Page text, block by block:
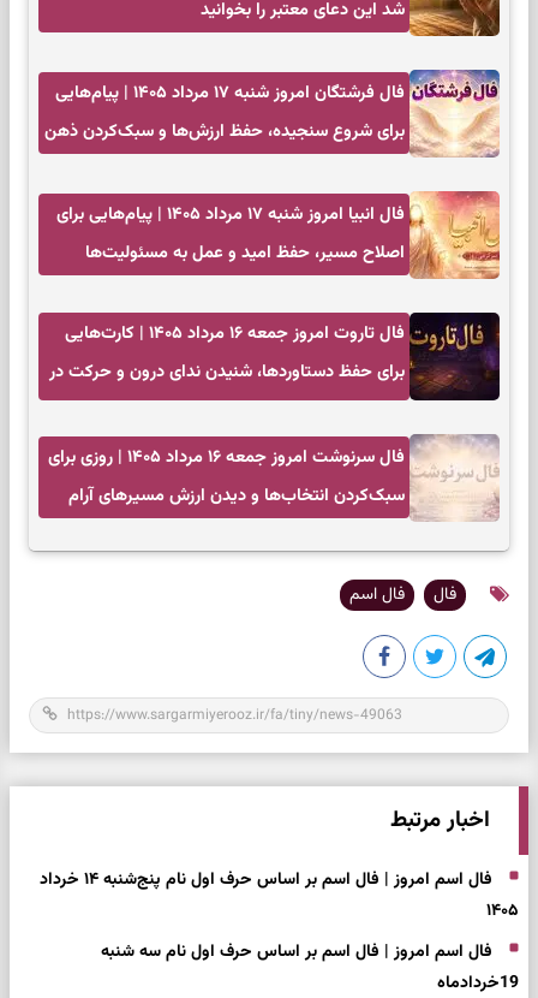
شد این دعای معتبر را بخوانید
فال فرشتگان امروز شنبه ۱۷ مرداد ۱۴۰۵ | پیام‌هایی
برای شروع سنجیده، حفظ ارزش‌ها و سبک‌کردن ذهن
فال انبیا امروز شنبه ۱۷ مرداد ۱۴۰۵ | پیام‌هایی برای
اصلاح مسیر، حفظ امید و عمل به مسئولیت‌ها
فال تاروت امروز جمعه ۱۶ مرداد ۱۴۰۵ | کارت‌هایی
برای حفظ دستاوردها، شنیدن ندای درون و حرکت در
فال سرنوشت امروز جمعه ۱۶ مرداد ۱۴۰۵ | روزی برای
سبک‌کردن انتخاب‌ها و دیدن ارزش مسیرهای آرام
فال فال اسم
اخبار مرتبط
فال اسم امروز | فال اسم بر اساس حرف اول نام پنج‌شنبه ۱۴ خرداد
۱۴۰۵
فال اسم امروز | فال اسم بر اساس حرف اول نام سه شنبه
19خردادماه